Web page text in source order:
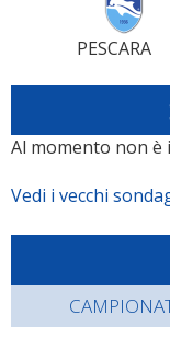
PESCARA
Al momento non è
Vedi i vecchi